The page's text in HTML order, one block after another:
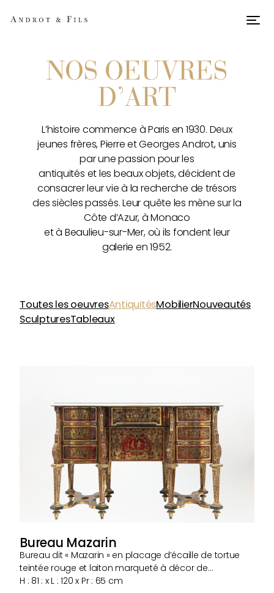
NOS OEUVRES
D’ART
L’histoire commence à Paris en 1930. Deux
jeunes frères, Pierre et Georges Androt, unis
par une passion pour les
antiquités et les beaux objets, décident de
consacrer leur vie à la recherche de trésors
des siècles passés. Leur quête les mène sur la
Côte d’Azur, à Monaco
et à Beaulieu-sur-Mer, où ils fondent leur
galerie en 1952.
Toutes les oeuvresAntiquitésMobilierNouveautés
SculpturesTableaux
Bureau Mazarin
Bureau dit « Mazarin » en placage d’écaille de tortue
teintée rouge et laiton marqueté à décor de…
H : 81 : x L : 120 x Pr : 65 cm